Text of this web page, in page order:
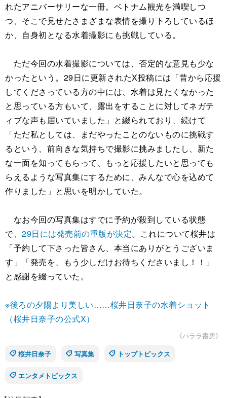
れたアニバーサリーな一冊。ベトナム観光を満喫しつ
つ、そこで見せたさまざまな表情を撮り下ろしているほ
か、自身初となる水着撮影にも挑戦している。
ただ今回の水着撮影については、否定的な意見も少な
かったという。29日に更新されたX投稿には「昔から応援
してくださっている方の中には、水着は見たくなかった
と思っている方もいて、露出をすることに対してネガテ
ィブな声も届いていました」と綴られており、続けて
「ただ私としては、まだやったことのないものに挑戦す
るという、前向きな気持ちで撮影に挑みましたし、新た
な一面を知ってもらって、もっと応援したいと思っても
らえるような写真集にするために、みんなで心を込めて
作りました」と思いを明かしていた。
なお今回の写真集はすでに予約が殺到している状態
で、 29日には発売前の重版が決定。これについて桜井は
「予約して下さった皆さん、本当にありがとうございま
す」「発売を、もう少しだけお待ちくださいまし！！」
と感謝を綴っていた。
※後ろの夕陽より美しい……桜井日奈子の水着ショット
（桜井日奈子の公式X）
《ハララ書房》
桜井日奈子
写真集 トップトピックス
エンタメトピックス